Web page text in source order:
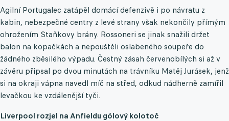
Agilní Portugalec zatápěl domácí defenzivě i po návratu z
kabin, nebezpečné centry z levé strany však nekončily přímým
ohrožením Staňkovy brány. Rossoneri se jinak snažili držet
balon na kopačkách a nepouštěli oslabeného soupeře do
žádného zběsilého výpadu. Čestný zásah červenobílých si až v
závěru připsal po dvou minutách na trávníku Matěj Jurásek, jenž
si na okraji vápna navedl míč na střed, odkud nádherně zamířil
levačkou ke vzdálenější tyči.
Liverpool rozjel na Anfieldu gólový kolotoč